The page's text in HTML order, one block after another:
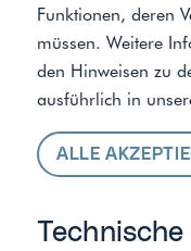
Funktionen, deren
müssen. Weitere
den Hinweisen zu
ausführlich in
ALLE
ALLE
FÜR